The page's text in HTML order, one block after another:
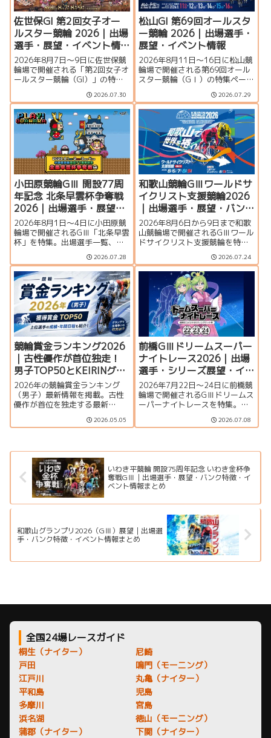
佐世保GI 第2回女子オー
ルスター競輪 2026｜出場
選手・展望・イベント情
報
2026年8月7日～9日に佐世保競
輪場で開催される「第2回女子オ
ールスター競輪（GI）」の特集
定選手、ガールズドリームレー
ス、シリーズ展望、佐世保競輪
場のバンク特徴、イベント情
報、アクセスを詳しく紹介しま
2026.07.30
松山GI 第69回オールスタ
ー競輪 2026｜出場選手・
展望・イベント情報
2026年8月11日～16日に松山競
輪場で開催される第69回オール
スター競輪（GⅠ）の特集ページ
レース、オリオン賞レース、シ
リーズ展望、松山競輪場のバン
ク特徴、イベント情報、アクセ
スを詳しく紹介します。
2026.07.29
小田原競輪GⅢ 開設77周
年記念 北条早雲杯争奪戦
2026｜出場選手・展望・
イベント情報
2026年8月1日〜4日に小田原競
輪場で開催されるGⅢ「北条早雲
杯」を特集。出場選手一覧、シ
リーズ展望、バンク特徴、イベ
ント情報、アクセスなど大会情
報をまとめて紹介します。
2026.07.28
和歌山競輪GⅢワールドサ
イクリスト支援競輪2026
｜出場選手・展望・バン
ク特徴・イベント情報ま
とめ
2026年8月6日から9日まで和歌
山競輪場で開催されるGⅢワール
ドサイクリスト支援競輪を特
集。ハリー・ラブレイセンら外
国人選手、主な出場選手、シリ
ーズ展望、バンク特徴、ワール
ドガールズケイリン、イベン
ト・アクセス情報を紹介しま
2026.07.24
競輪賞金ランキング2026
｜古性優作が首位独走！
男子TOP50とKEIRINグラ
ンプリ争い
2026年の競輪賞金ランキング
（男子）最新情報を掲載。古性
優作が首位を独走する最新
主要タイトルホルダー、KEIRIN
2026.05.05
前橋GⅢドリームスーパー
ナイトレース2026｜出場
選手・シリーズ展望・イ
ベント情報
2026年7月22日～24日に前橋競
輪場で開催されるGⅢドリームス
ーパーナイトレースを特集。
らS級注目選手、ガールズ出場選
す。
2026.07.08
いわき平競輪 開設75周年記念 いわき金杯争
奪戦GⅢ｜出場選手・展望・バンク特徴・イ
ベント情報まとめ
和歌山グランプリ2026（GⅢ）展望｜出場選
手・バンク特徴・イベント情報まとめ
全国24場レースガイド
桐生（ナイター）
戸田
江戸川
平和島
多摩川
浜名湖
蒲郡（ナイター）
尼崎
鳴門（モーニング）
丸亀（ナイター）
児島
宮島
徳山（モーニング）
下関（ナイター）